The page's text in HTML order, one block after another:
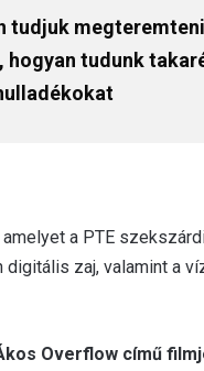
tudjuk
tudunk
a PTE
zaj, valamint a
Overflow című